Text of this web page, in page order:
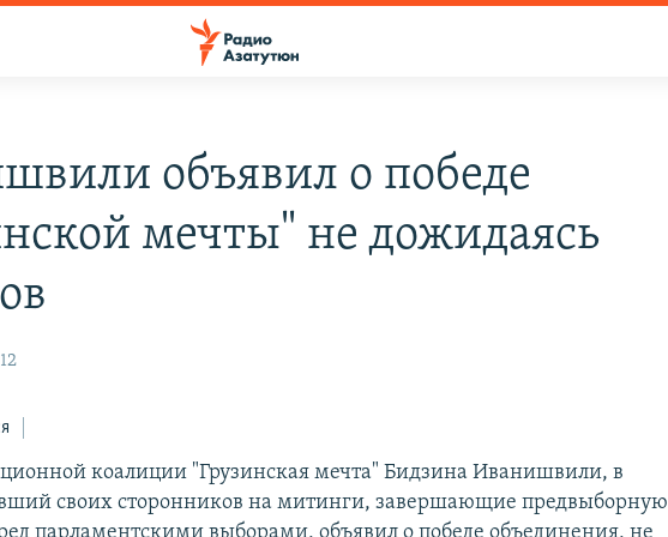
объявил о победе
мечты" не дожидаясь
коалиции "Грузинская мечта" Бидзина Иванишвили, в
своих сторонников на митинги, завершающие предвыборную